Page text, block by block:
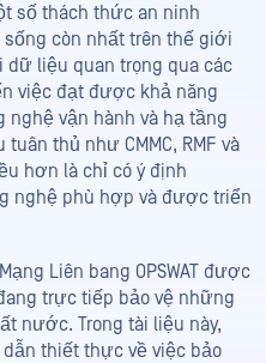
số thách thức an ninh
còn nhất trên thế giới
liệu quan trọng qua các
việc đạt được khả năng
nghệ vận hành và hạ tầng
tuân thủ như CMMC, RMF và
hơn là chỉ có ý định
nghệ phù hợp và được triển
Liên bang OPSWAT được
trực tiếp bảo vệ những
nước. Trong tài liệu này,
thiết thực về việc bảo